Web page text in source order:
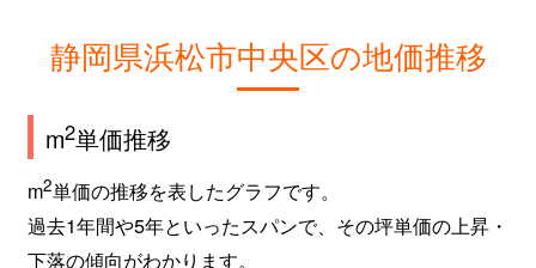
静岡県浜松市中央区の地価推移
m2単価推移
m2単価の推移を表したグラフです。
過去1年間や5年といったスパンで、その坪単価の上昇・
下落の傾向がわかります。